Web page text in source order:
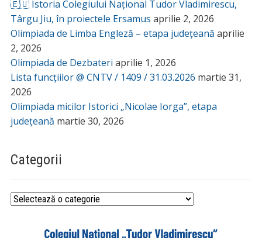
🇪🇺 Istoria Colegiului Național Tudor Vladimirescu,
Târgu Jiu, în proiectele Ersamus aprilie 2, 2026
Olimpiada de Limba Engleză – etapa județeană aprilie
2, 2026
Olimpiada de Dezbateri aprilie 1, 2026
Lista funcțiilor @ CNTV / 1409 / 31.03.2026 martie 31,
2026
Olimpiada micilor Istorici „Nicolae Iorga”, etapa
județeană martie 30, 2026
Categorii
Categorii